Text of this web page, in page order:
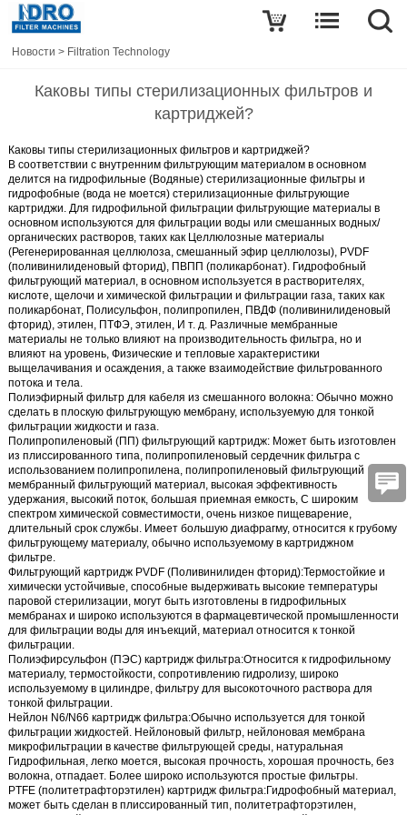
Новости > Filtration Technology
Каковы типы стерилизационных фильтров и
картриджей?
Каковы типы стерилизационных фильтров и картриджей?
В соответствии с внутренним фильтрующим материалом в основном
делится на гидрофильные (Водяные) стерилизационные фильтры и
гидрофобные (вода не моется) стерилизационные фильтрующие
картриджи. Для гидрофильной фильтрации фильтрующие материалы в
основном используются для фильтрации воды или смешанных водных/
органических растворов, таких как Целлюлозные материалы
(Регенерированная целлюлоза, смешанный эфир целлюлозы), PVDF
(поливинилиденовый фторид), ПВПП (поликарбонат). Гидрофобный
фильтрующий материал, в основном используется в растворителях,
кислоте, щелочи и химической фильтрации и фильтрации газа, таких как
поликарбонат, Полисульфон, полипропилен, ПВДФ (поливинилиденовый
фторид), этилен, ПТФЭ, этилен, И т. д. Различные мембранные
материалы не только влияют на производительность фильтра, но и
влияют на уровень, Физические и тепловые характеристики
выщелачивания и осаждения, а также взаимодействие фильтрованного
потока и тела.
Полиэфирный фильтр для кабеля из смешанного волокна: Обычно можно
сделать в плоскую фильтрующую мембрану, используемую для тонкой
фильтрации жидкости и газа.
Полипропиленовый (ПП) фильтрующий картридж: Может быть изготовлен
из плиссированного типа, полипропиленовый сердечник фильтра с
использованием полипропилена, полипропиленовый фильтрующий
мембранный фильтрующий материал, высокая эффективность
удержания, высокий поток, большая приемная емкость, С широким
спектром химической совместимости, очень низкое пищеварение,
длительный срок службы. Имеет большую диафрагму, относится к грубому
фильтрующему материалу, обычно используемому в картриджном
фильтре.
Фильтрующий картридж PVDF (Поливинилиден фторид):Термостойкие и
химически устойчивые, способные выдерживать высокие температуры
паровой стерилизации, могут быть изготовлены в гидрофильных
мембранах и широко используются в фармацевтической промышленности
для фильтрации воды для инъекций, материал относится к тонкой
фильтрации.
Полиэфирсульфон (ПЭС) картридж фильтра:Относится к гидрофильному
материалу, термостойкости, сопротивлению гидролизу, широко
используемому в цилиндре, фильтру для высокоточного раствора для
тонкой фильтрации.
Нейлон N6/N66 картридж фильтра:Обычно используется для тонкой
фильтрации жидкостей. Нейлоновый фильтр, нейлоновая мембрана
микрофильтрации в качестве фильтрующей среды, натуральная
Гидрофильная, легко моется, высокая прочность, хорошая прочность, без
волокна, отпадает. Более широко используются простые фильтры.
PTFE (политетрафторэтилен) картридж фильтра:Гидрофобный материал,
может быть сделан в плиссированный тип, политетрафторэтилен,